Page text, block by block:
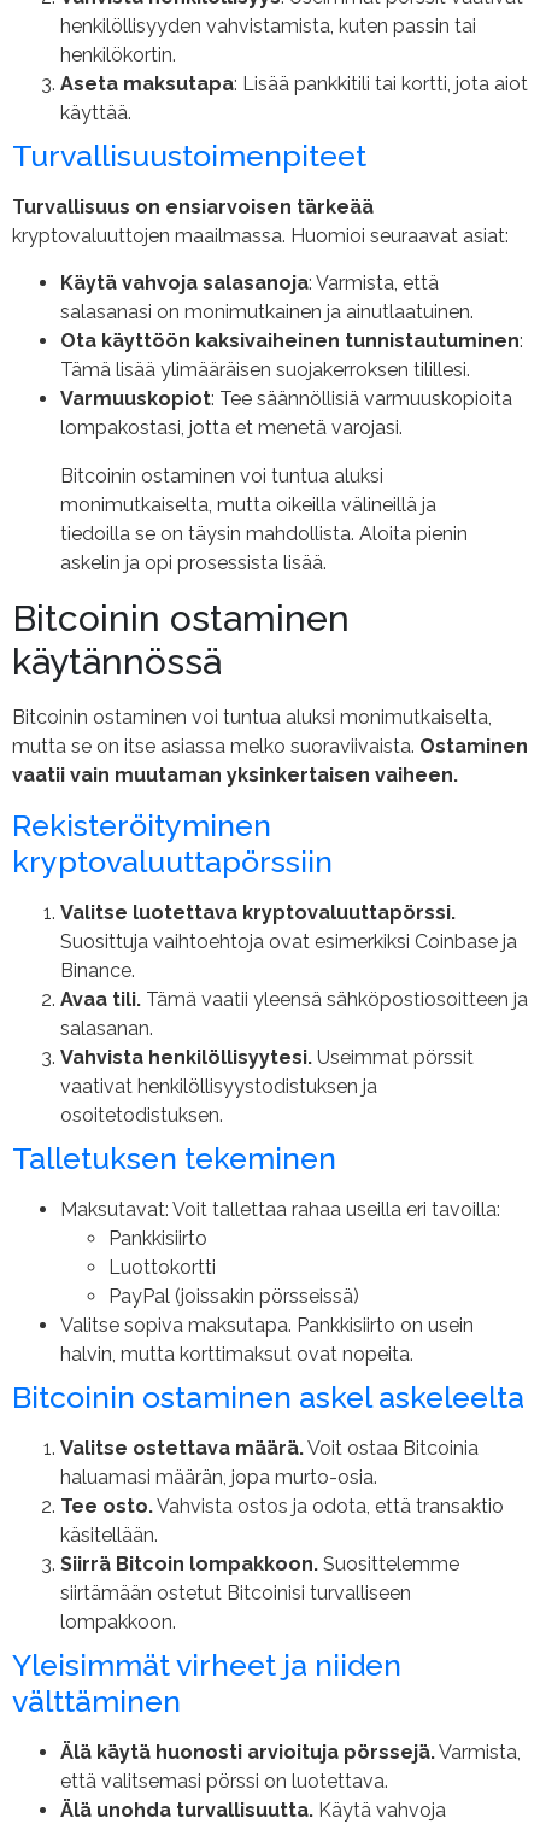
henkilöllisyyden vahvistamista, kuten passin tai
henkilökortin.
Aseta maksutapa: Lisää pankkitili tai kortti, jota aiot
käyttää.
Turvallisuustoimenpiteet
Turvallisuus on ensiarvoisen tärkeää
kryptovaluuttojen maailmassa. Huomioi seuraavat asiat:
Käytä vahvoja salasanoja: Varmista, että
salasanasi on monimutkainen ja ainutlaatuinen.
Ota käyttöön kaksivaiheinen tunnistautuminen:
Tämä lisää ylimääräisen suojakerroksen tilillesi.
Varmuuskopiot: Tee säännöllisiä varmuuskopioita
lompakostasi, jotta et menetä varojasi.
Bitcoinin ostaminen voi tuntua aluksi
monimutkaiselta, mutta oikeilla välineillä ja
tiedoilla se on täysin mahdollista. Aloita pienin
askelin ja opi prosessista lisää.
Bitcoinin ostaminen
käytännössä
Bitcoinin ostaminen voi tuntua aluksi monimutkaiselta,
mutta se on itse asiassa melko suoraviivaista. Ostaminen
vaatii vain muutaman yksinkertaisen vaiheen.
Rekisteröityminen
kryptovaluuttapörssiin
Valitse luotettava kryptovaluuttapörssi.
Suosittuja vaihtoehtoja ovat esimerkiksi Coinbase ja
Binance.
Avaa tili. Tämä vaatii yleensä sähköpostiosoitteen ja
salasanan.
Vahvista henkilöllisyytesi. Useimmat pörssit
vaativat henkilöllisyystodistuksen ja
osoitetodistuksen.
Talletuksen tekeminen
Maksutavat: Voit tallettaa rahaa useilla eri tavoilla:
Pankkisiirto
Luottokortti
PayPal (joissakin pörsseissä)
Valitse sopiva maksutapa. Pankkisiirto on usein
halvin, mutta korttimaksut ovat nopeita.
Bitcoinin ostaminen askel askeleelta
Valitse ostettava määrä.Voit ostaa Bitcoinia
haluamasi määrän, jopa murto-osia.
Tee osto.Vahvista ostos ja odota, että transaktio
käsitellään.
Siirrä Bitcoin lompakkoon. Suosittelemme
siirtämään ostetut Bitcoinisi turvalliseen
lompakkoon.
Yleisimmät virheet ja niiden
välttäminen
Älä käytä huonosti arvioituja pörssejä.Varmista,
että valitsemasi pörssi on luotettava.
Älä unohda turvallisuutta. Käytä vahvoja